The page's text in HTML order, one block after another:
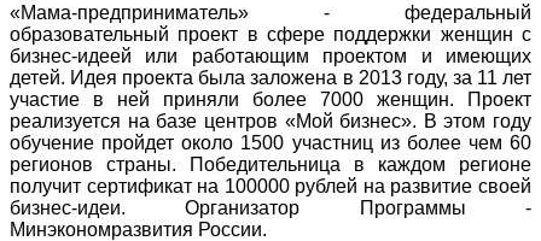
«Мама-предприниматель» - федеральный
образовательный проект в сфере поддержки женщин с
бизнес-идеей или работающим проектом и имеющих
детей. Идея проекта была заложена в 2013 году, за 11 лет
участие в ней приняли более 7000 женщин. Проект
реализуется на базе центров «Мой бизнес». В этом году
обучение пройдет около 1500 участниц из более чем 60
регионов страны. Победительница в каждом регионе
получит сертификат на 100000 рублей на развитие своей
бизнес-идеи. Организатор Программы -
Минэкономразвития России.